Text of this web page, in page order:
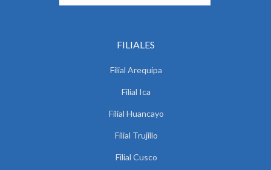
FILIALES
Filial Arequipa
Filial Ica
Filial Huancayo
Filial Trujillo
Filial Cusco